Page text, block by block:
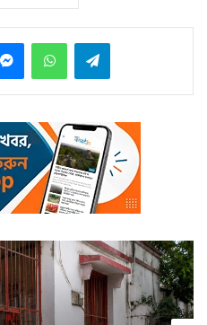
হোটেলকে বেছে নিয়েছে।
পর দিন কাটিয়েছে।